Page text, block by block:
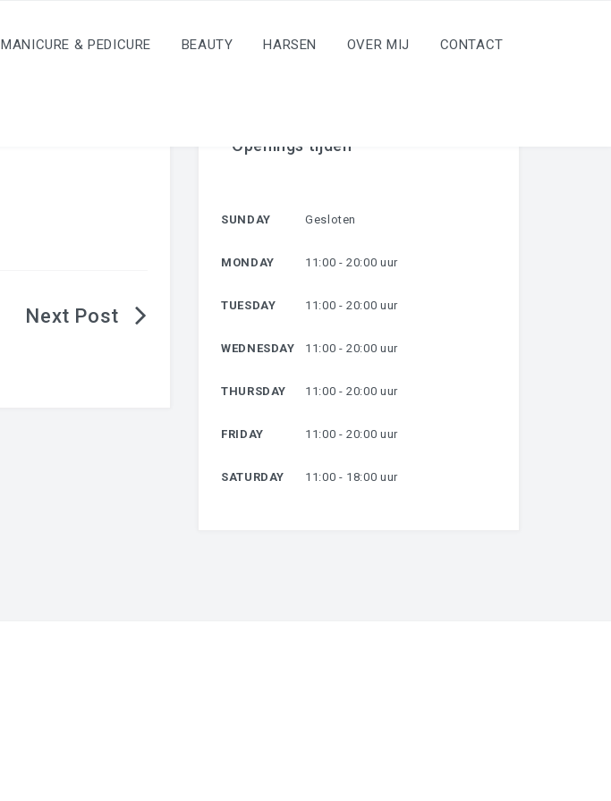
MANICURE & PEDICURE BEAUTY HARSEN OVER MIJ CONTACT
Openings tijden
SUNDAY Gesloten
MONDAY 11:00 - 20:00 uur
TUESDAY 11:00 - 20:00 uur
WEDNESDAY 11:00 - 20:00 uur
THURSDAY 11:00 - 20:00 uur
FRIDAY 11:00 - 20:00 uur
SATURDAY 11:00 - 18:00 uur